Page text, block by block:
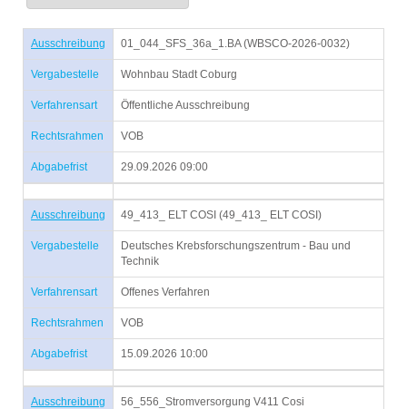
Ausschreibung 01_044_SFS_36a_1.BA (WBSCO-2026-0032)
Vergabestelle Wohnbau Stadt Coburg
Verfahrensart Öffentliche Ausschreibung
Rechtsrahmen VOB
Abgabefrist 29.09.2026 09:00
Ausschreibung 49_413_ ELT COSI (49_413_ ELT COSI)
Vergabestelle
Deutsches Krebsforschungszentrum - Bau und
Technik
Verfahrensart Offenes Verfahren
Rechtsrahmen VOB
Abgabefrist 15.09.2026 10:00
Ausschreibung
56_556_Stromversorgung V411 Cosi